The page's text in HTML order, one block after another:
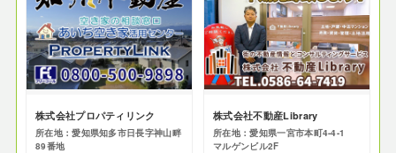
株式会社プロパティリンク
所在地：愛知県知多市日長字神山畔
89番地
株式会社不動産Library
所在地：愛知県一宮市本町4-4-1
マルゲンビル2F